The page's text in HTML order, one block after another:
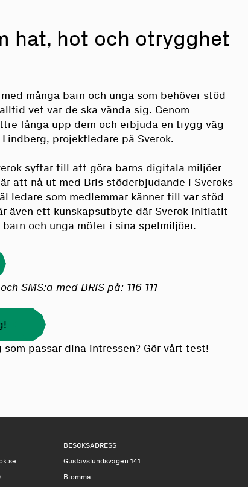
hat, hot och otrygghet
många barn och unga som behöver stöd
vet var de ska vända sig. Genom
fånga upp dem och erbjuda en trygg väg
projektledare på Sverok.
syftar till att göra barns digitala miljöer
att nå ut med Bris stöderbjudande i Sveroks
ledare som medlemmar känner till var stöd
även ett kunskapsutbyte där Sverok initiatlt
och unga möter i sina spelmiljöer.
SMS:a med BRIS på: 116 111
passar dina intressen? Gör vårt test!
BESÖKSADRESS
Gustavslundsvägen 141
Bromma